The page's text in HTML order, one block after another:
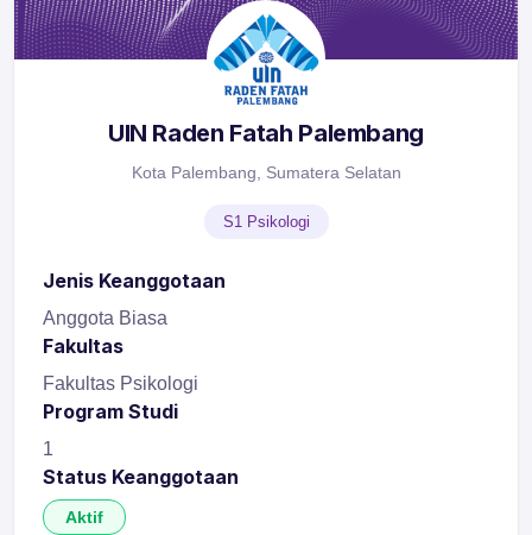
UIN Raden Fatah Palembang
Kota Palembang, Sumatera Selatan
S1 Psikologi
Jenis Keanggotaan
Anggota Biasa
Fakultas
Fakultas Psikologi
Program Studi
1
Status Keanggotaan
Aktif